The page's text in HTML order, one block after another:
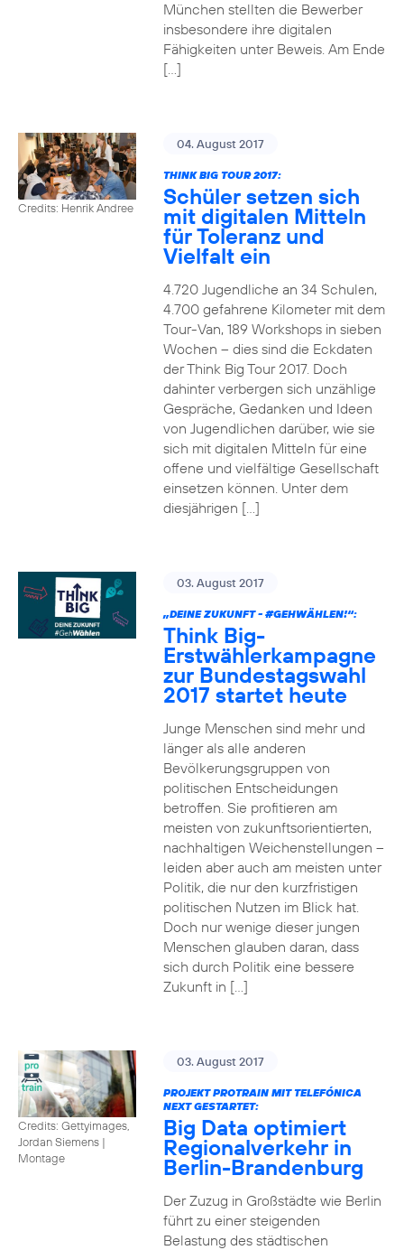
München stellten die Bewerber
insbesondere ihre digitalen
Fähigkeiten unter Beweis. Am Ende
[…]
Credits: Henrik Andree
04. August 2017
THINK BIG TOUR 2017:
Schüler setzen sich
mit digitalen Mitteln
für Toleranz und
Vielfalt ein
4.720 Jugendliche an 34 Schulen,
4.700 gefahrene Kilometer mit dem
Tour-Van, 189 Workshops in sieben
Wochen – dies sind die Eckdaten
der Think Big Tour 2017. Doch
dahinter verbergen sich unzählige
Gespräche, Gedanken und Ideen
von Jugendlichen darüber, wie sie
sich mit digitalen Mitteln für eine
offene und vielfältige Gesellschaft
einsetzen können. Unter dem
diesjährigen […]
03. August 2017
„DEINE ZUKUNFT - #GEHWÄHLEN!“:
Think Big-
Erstwählerkampagne
zur Bundestagswahl
2017 startet heute
Junge Menschen sind mehr und
länger als alle anderen
Bevölkerungsgruppen von
politischen Entscheidungen
betroffen. Sie profitieren am
meisten von zukunftsorientierten,
nachhaltigen Weichenstellungen –
leiden aber auch am meisten unter
Politik, die nur den kurzfristigen
politischen Nutzen im Blick hat.
Doch nur wenige dieser jungen
Menschen glauben daran, dass
sich durch Politik eine bessere
Zukunft in […]
Credits: Gettyimages,
Jordan Siemens |
Montage
03. August 2017
PROJEKT PROTRAIN MIT TELEFÓNICA
NEXT GESTARTET:
Big Data optimiert
Regionalverkehr in
Berlin-Brandenburg
Der Zuzug in Großstädte wie Berlin
führt zu einer steigenden
Belastung des städtischen